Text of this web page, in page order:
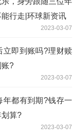
行走|环球新资讯
2023-03-07
立即到账吗?理财赎
账?
2023-03-07
年都有到期?钱存一
算?
2023-03-07